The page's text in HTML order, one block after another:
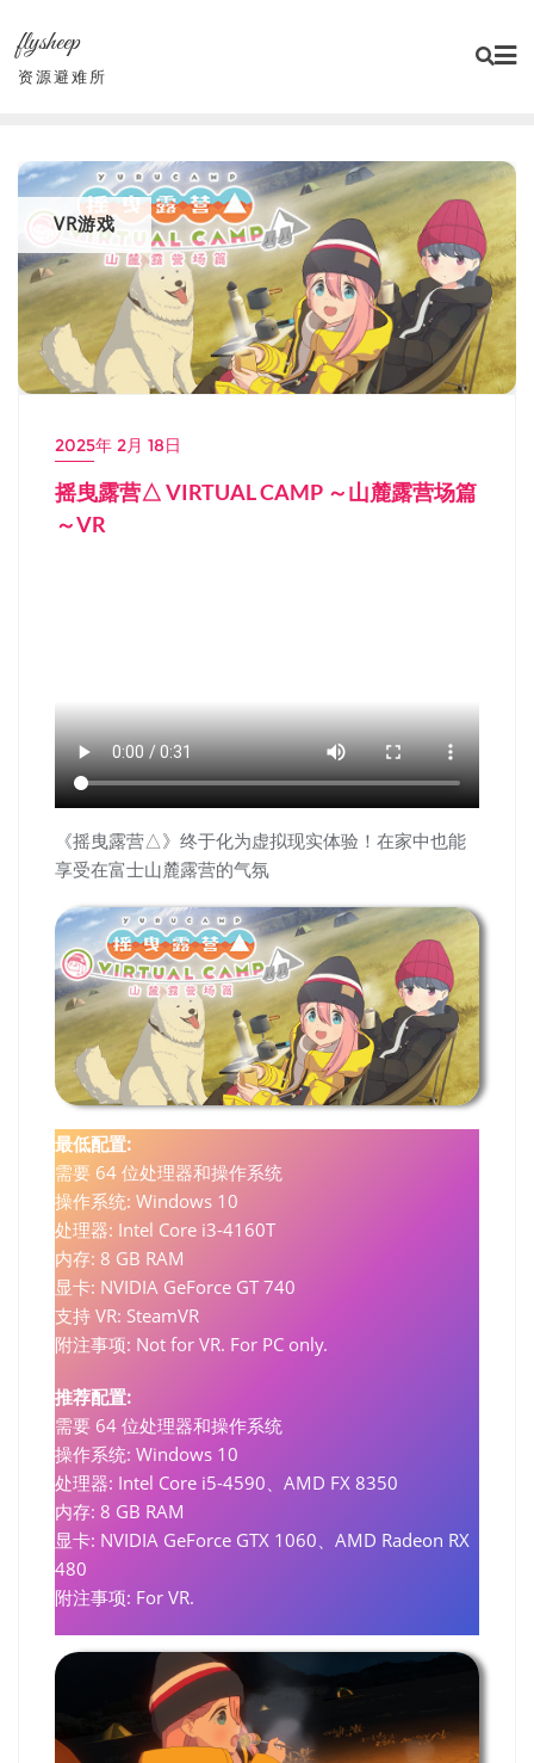
content
flysheep
资源避难所
VR游戏
2025年 2月 18日
摇曳露营△ VIRTUAL CAMP ～山麓露营场篇
～VR
《摇曳露营△》终于化为虚拟现实体验！在家中也能
享受在富士山麓露营的气氛
最低配置:
需要 64 位处理器和操作系统
操作系统: Windows 10
处理器: Intel Core i3-4160T
内存: 8 GB RAM
显卡: NVIDIA GeForce GT 740
支持 VR: SteamVR
附注事项: Not for VR. For PC only.
推荐配置:
需要 64 位处理器和操作系统
操作系统: Windows 10
处理器: Intel Core i5-4590、AMD FX 8350
内存: 8 GB RAM
显卡: NVIDIA GeForce GTX 1060、AMD Radeon RX
480
附注事项: For VR.